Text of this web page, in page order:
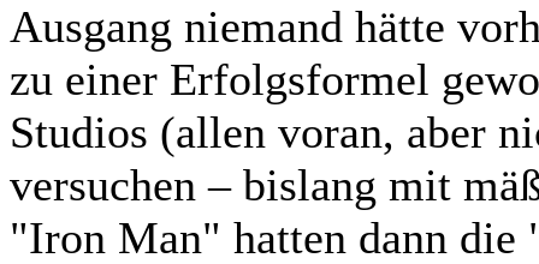
Ausgang niemand hätte
zu einer Erfolgsformel
Studios (allen voran, aber
versuchen – bislang mit
"Iron Man" hatten dann die